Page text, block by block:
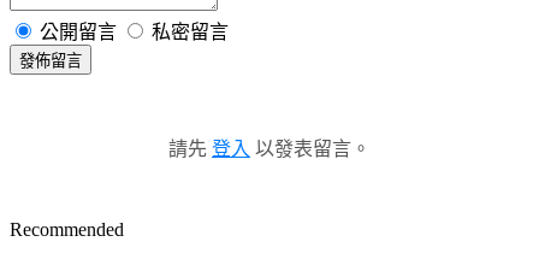
公開留言 私密留言
發佈留言
請先 登入 以發表留言。
Recommended